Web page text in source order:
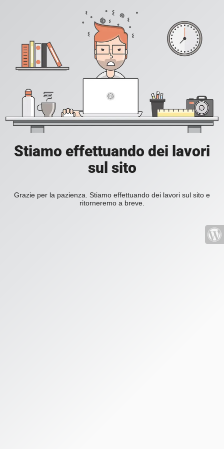
Stiamo effettuando dei lavori
sul sito
Grazie per la pazienza. Stiamo effettuando dei lavori sul sito e
ritorneremo a breve.